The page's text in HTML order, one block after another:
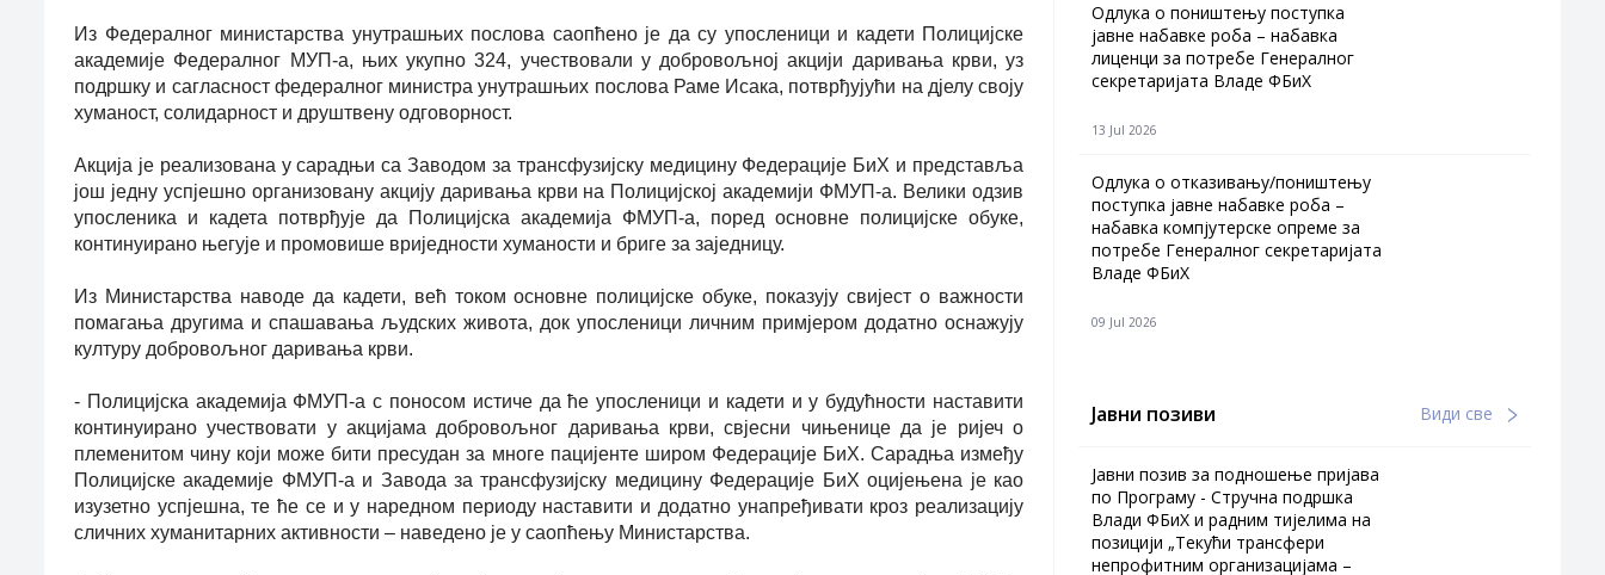
Из Федералног министарства унутрашњих послова саопћено је да су упосленици и кадети Полицијске
академије Федералног МУП-а, њих укупно 324, учествовали у добровољној акцији даривања крви, уз
подршку и сагласност федералног министра унутрашњих послова Раме Исака, потврђујући на д‌јелу своју
хуманост, солидарност и друштвену одговорност.
Акција је реализована у сарадњи са Заводом за трансфузијску медицину Федерације БиХ и представља
још једну успјешно организовану акцију даривања крви на Полицијској академији ФМУП-а. Велики одзив
упосленика и кадета потврђује да Полицијска академија ФМУП-а, поред основне полицијске обуке,
континуирано његује и промовише вриједности хуманости и бриге за заједницу.
Из Министарства наводе да кадети, већ током основне полицијске обуке, показују свијест о важности
помагања другима и спашавања људских живота, док упосленици личним примјером додатно оснажују
културу добровољног даривања крви.
- Полицијска академија ФМУП-а с поносом истиче да ће упосленици и кадети и у будућности наставити
континуирано учествовати у акцијама добровољног даривања крви, свјесни чињенице да је ријеч о
племенитом чину који може бити пресудан за многе пацијенте широм Федерације БиХ. Сарадња између
Полицијске академије ФМУП-а и Завода за трансфузијску медицину Федерације БиХ оцијењена је као
изузетно успјешна, те ће се и у наредном периоду наставити и додатно унапређивати кроз реализацију
сличних хуманитарних активности – наведено је у саопћењу Министарства.
Одлука о поништењу поступка
јавне набавке роба – набавка
лиценци за потребе Генералног
секретаријата Владе ФБиХ
13 Jul 2026
Одлука о отказивању/поништењу
поступка јавне набавке роба –
набавка компјутерске опреме за
потребе Генералног секретаријата
Владе ФБиХ
09 Jul 2026
Јавни позиви Види све
Јавни позив за подношење пријава
по Програму - Стручна подршка
Влади ФБиХ и радним тијелима на
позицији „Текући трансфери
непрофитним организацијама –